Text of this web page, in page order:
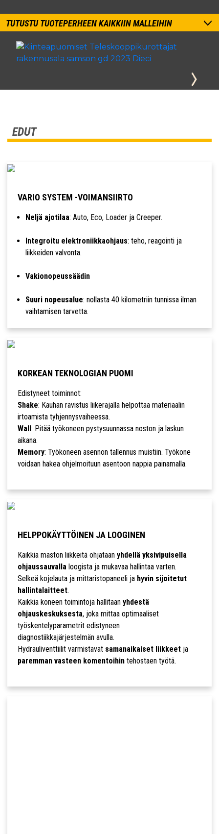
TUTUSTU TUOTEPERHEEN KAIKKIIN MALLEIHIN
EDUT
VARIO SYSTEM -VOIMANSIIRTO
Neljä ajotilaa: Auto, Eco, Loader ja Creeper.
Integroitu elektroniikkaohjaus: teho, reagointi ja
liikkeiden valvonta.
Vakionopeussäädin
Suuri nopeusalue: nollasta 40 kilometriin tunnissa ilman
vaihtamisen tarvetta.
KORKEAN TEKNOLOGIAN PUOMI
Edistyneet toiminnot:
Shake: Kauhan ravistus liikerajalla helpottaa materiaalin
irtoamista tyhjennysvaiheessa.
Wall : Pitää työkoneen pystysuunnassa noston ja laskun
aikana.
Memory: Työkoneen asennon tallennus muistiin. Työkone
voidaan hakea ohjelmoituun asentoon nappia painamalla.
HELPPOKÄYTTÖINEN JA LOOGINEN
Kaikkia maston liikkeitä ohjataan yhdellä yksivipuisella
ohjaussauvallaloogista ja mukavaa hallintaa varten.
Selkeä kojelauta ja mittaristopaneeli ja hyvin sijoitetut
hallintalaitteet.
Kaikkia koneen toimintoja hallitaan yhdestä
ohjauskeskuksesta, joka mittaa optimaaliset
työskentelyparametrit edistyneen
diagnostiikkajärjestelmän avulla.
Hydrauliventtiilit varmistavat samanaikaiset liikkeetja
paremman vasteen komentoihintehostaen työtä.